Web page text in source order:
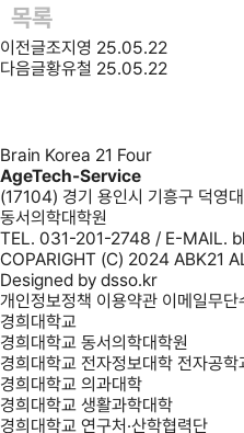
목록
이전글조지영 25.05.22
다음글황유철 25.05.22
Brain Korea 21 Four
AgeTech-Service
(17104) 경기 용인시 기흥구 덕영
동서의학대학원
TEL. 031-201-2748 / E-MAIL.
COPARIGHT (C) 2024 ABK21
Designed by dsso.kr
개인정보정책 이용약관 이메일무단
경희대학교
경희대학교 동서의학대학원
경희대학교 전자정보대학 전자공학
경희대학교 의과대학
경희대학교 생활과학대학
경희대학교 연구처·산학협력단